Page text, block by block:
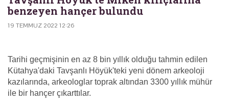
benzeyen hançer bulundu
19 TEMMUZ 2022 12:26
Tarihi geçmişinin en az 8 bin yıllık olduğu tahmin edilen
Kütahya'daki Tavşanlı Höyük'teki yeni dönem arkeoloji
kazılarında, arkeologlar toprak altından 3300 yıllık mühür
ile bir hançer çıkarttılar.